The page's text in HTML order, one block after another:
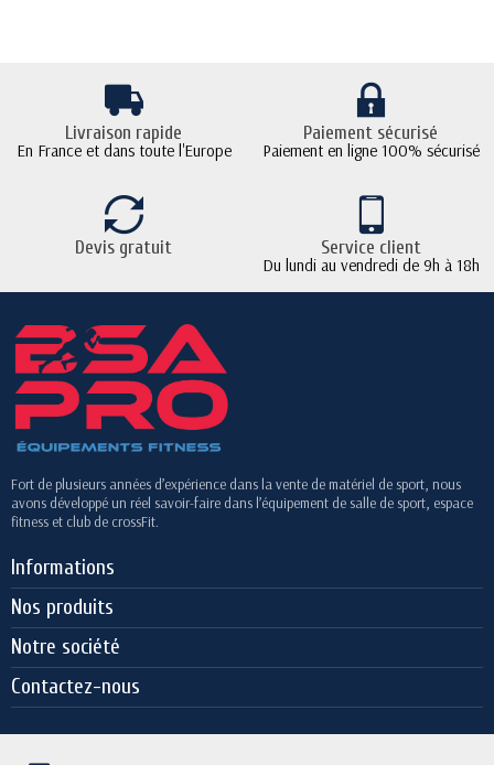
Livraison rapide
En France et dans toute l'Europe
Paiement sécurisé
Paiement en ligne 100% sécurisé
Devis gratuit Service client
Du lundi au vendredi de 9h à 18h
Fort de plusieurs années d’expérience dans la vente de matériel de sport, nous
avons développé un réel savoir-faire dans l’équipement de salle de sport, espace
fitness et club de crossFit.
Informations
Nos produits
Notre société
Contactez-nous